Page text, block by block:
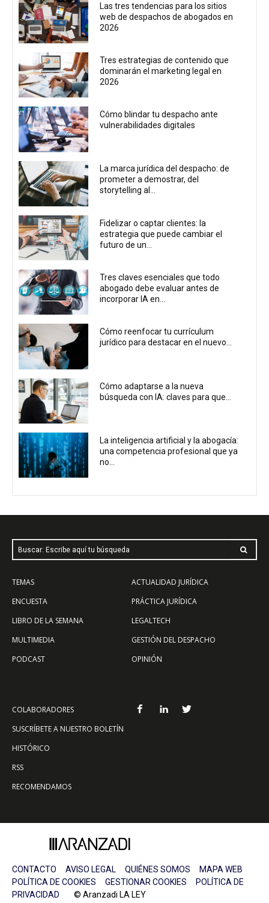
Las tres tendencias para los sitios
web de despachos de abogados en
2026
Tres estrategias de contenido que
dominarán el marketing legal en
2026
Cómo blindar tu despacho ante
vulnerabilidades digitales
La marca jurídica del despacho: de
prometer a demostrar, del
storytelling al...
Fidelizar o captar clientes: la
estrategia que puede cambiar el
futuro de un...
Tres claves esenciales que todo
abogado debe evaluar antes de
incorporar IA en...
Cómo reenfocar tu currículum
jurídico para destacar en el nuevo...
Cómo adaptarse a la nueva
búsqueda con IA: claves para que...
La inteligencia artificial y la abogacía:
una competencia profesional que ya
no...
Buscar: Escribe aquí tu búsqueda
TEMAS
ENCUESTA
LIBRO DE LA SEMANA
MULTIMEDIA
PODCAST
ACTUALIDAD JURÍDICA
PRÁCTICA JURÍDICA
LEGALTECH
GESTIÓN DEL DESPACHO
OPINIÓN
COLABORADORES
SUSCRÍBETE A NUESTRO BOLETÍN
HISTÓRICO
RSS
RECOMENDAMOS
CONTACTO AVISO LEGAL QUIÉNES SOMOS
MAPA WEB
POLÍTICA DE COOKIES
GESTIONAR COOKIES
POLÍTICA DE
PRIVACIDAD © Aranzadi LA LEY